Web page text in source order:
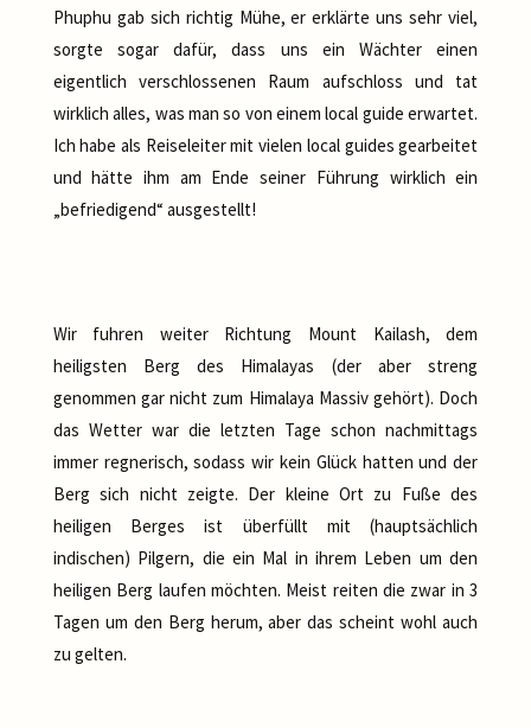
Phuphu gab sich richtig Mühe, er erklärte uns sehr viel,
sorgte sogar dafür, dass uns ein Wächter einen
eigentlich verschlossenen Raum aufschloss und tat
wirklich alles, was man so von einem local guide erwartet.
Ich habe als Reiseleiter mit vielen local guides gearbeitet
und hätte ihm am Ende seiner Führung wirklich ein
„befriedigend“ ausgestellt!
Wir fuhren weiter Richtung Mount Kailash, dem
heiligsten Berg des Himalayas (der aber streng
genommen gar nicht zum Himalaya Massiv gehört). Doch
das Wetter war die letzten Tage schon nachmittags
immer regnerisch, sodass wir kein Glück hatten und der
Berg sich nicht zeigte. Der kleine Ort zu Fuße des
heiligen Berges ist überfüllt mit (hauptsächlich
indischen) Pilgern, die ein Mal in ihrem Leben um den
heiligen Berg laufen möchten. Meist reiten die zwar in 3
Tagen um den Berg herum, aber das scheint wohl auch
zu gelten.